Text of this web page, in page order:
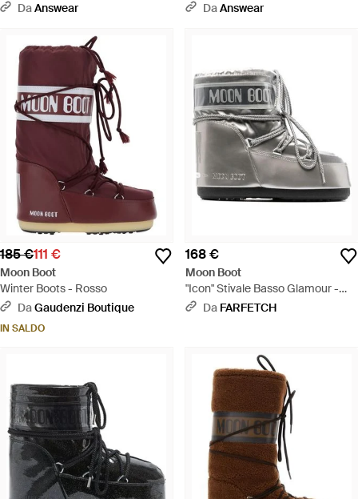
Extra - Nero
DaAnswear
- Neutro
DaAnswear
185 €111 €
Moon Boot
Winter Boots - Rosso
DaGaudenzi Boutique
IN SALDO
168 €
Moon Boot
"Icon" Stivale Basso Glamour -
Grigio
Da FARFETCH